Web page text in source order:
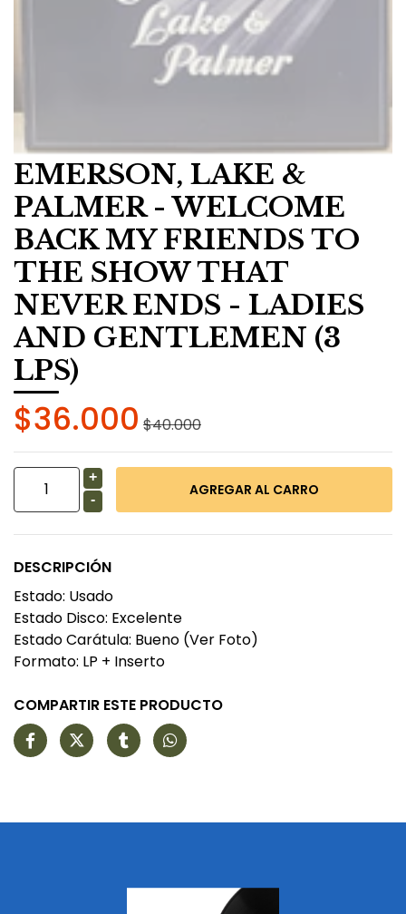
EMERSON, LAKE &
PALMER - WELCOME
BACK MY FRIENDS TO
THE SHOW THAT
NEVER ENDS - LADIES
AND GENTLEMEN (3
LPS)
$36.000 $40.000
+
-
DESCRIPCIÓN
Estado: Usado
Estado Disco: Excelente
Estado Carátula: Bueno (Ver Foto)
Formato: LP + Inserto
COMPARTIR ESTE PRODUCTO